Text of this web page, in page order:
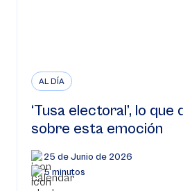
AL DÍA
‘Tusa electoral’, lo
sobre esta emoción
25 de Junio de 2026
5 minutos